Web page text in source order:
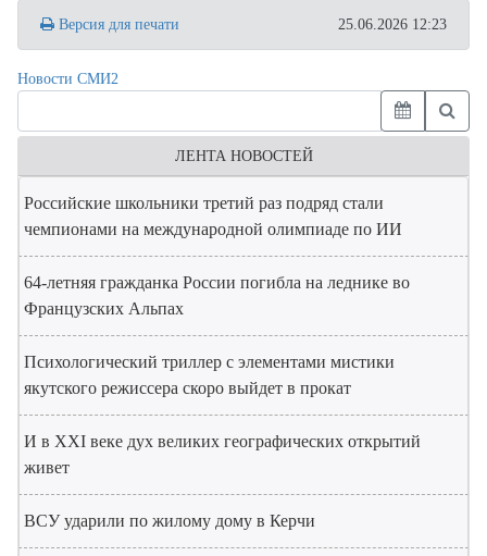
Версия для печати 25.06.2026 12:23
Новости СМИ2
ЛЕНТА НОВОСТЕЙ
Российские школьники третий раз подряд стали
чемпионами на международной олимпиаде по ИИ
64-летняя гражданка России погибла на леднике во
Французских Альпах
Психологический триллер с элементами мистики
якутского режиссера скоро выйдет в прокат
И в XXI веке дух великих географических открытий
живет
ВСУ ударили по жилому дому в Керчи